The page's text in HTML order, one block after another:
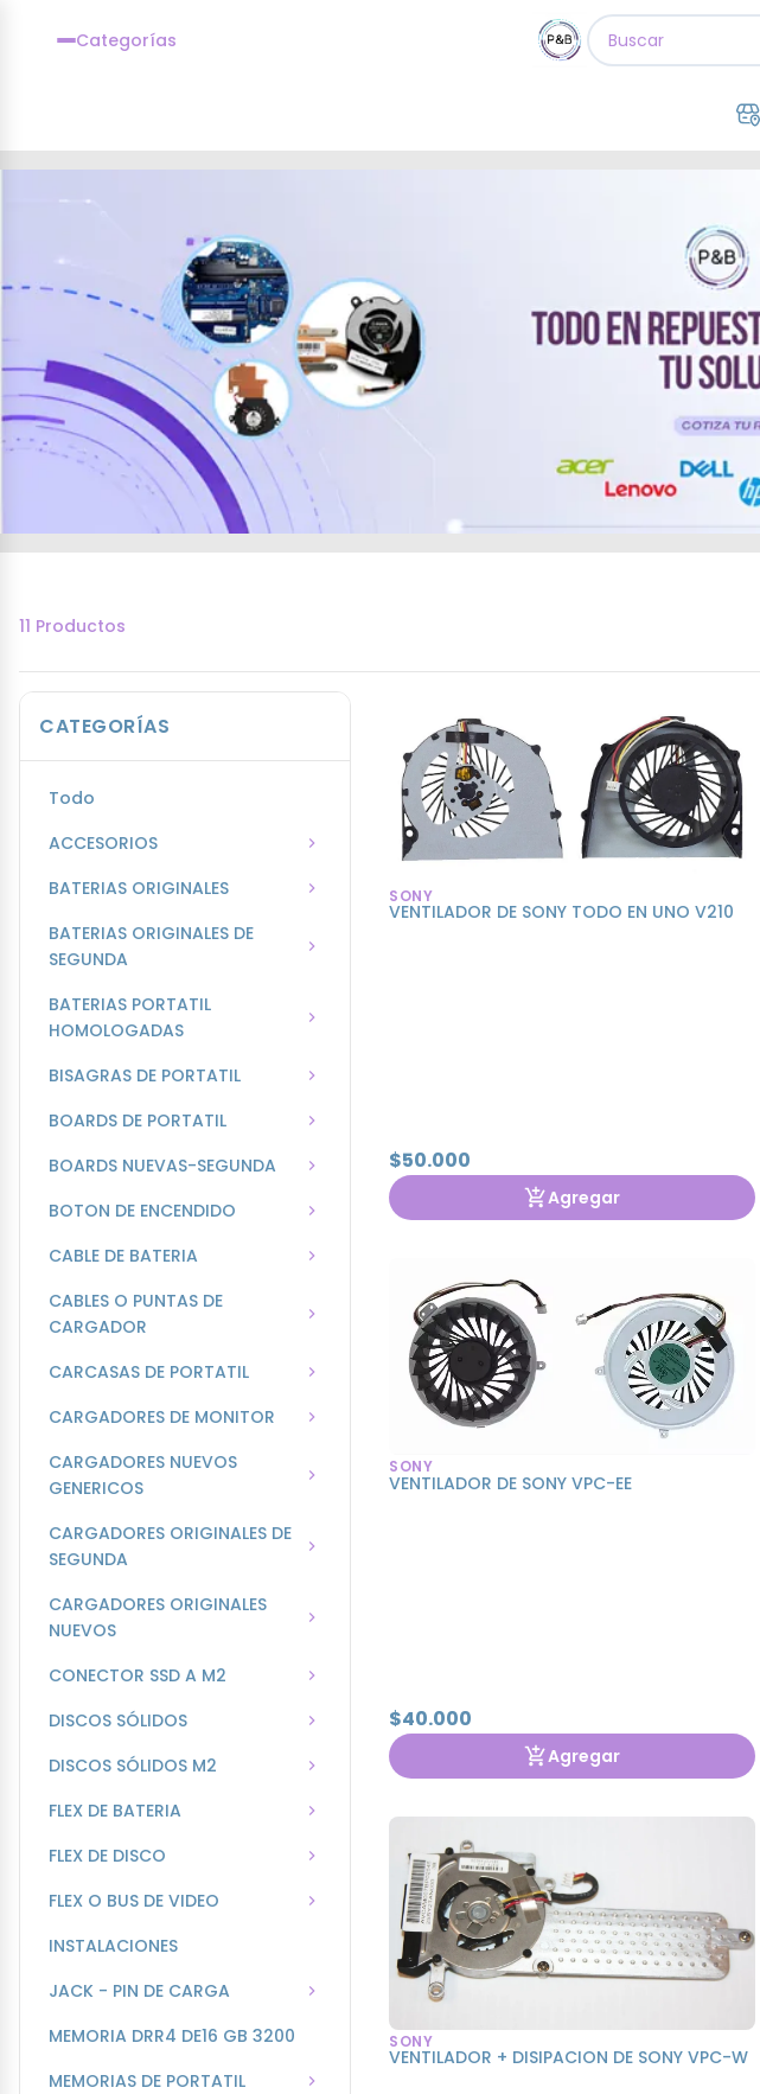
Categorías
11 Productos
CATEGORÍAS
Todo
ACCESORIOS
BATERIAS ORIGINALES
BATERIAS ORIGINALES DE
SEGUNDA
BATERIAS PORTATIL
HOMOLOGADAS
BISAGRAS DE PORTATIL
BOARDS DE PORTATIL
BOARDS NUEVAS-SEGUNDA
BOTON DE ENCENDIDO
CABLE DE BATERIA
CABLES O PUNTAS DE
CARGADOR
CARCASAS DE PORTATIL
CARGADORES DE MONITOR
CARGADORES NUEVOS
GENERICOS
CARGADORES ORIGINALES DE
SEGUNDA
CARGADORES ORIGINALES
NUEVOS
CONECTOR SSD A M2
DISCOS SÓLIDOS
DISCOS SÓLIDOS M2
FLEX DE BATERIA
FLEX DE DISCO
FLEX O BUS DE VIDEO
INSTALACIONES
JACK - PIN DE CARGA
MEMORIA DRR4 DE16 GB 3200
MEMORIAS DE PORTATIL
SONY
VENTILADOR DE SONY TODO EN UNO V210
$50.000
Agregar
SONY
VENTILADOR DE SONY VPC-EE
$40.000
Agregar
SONY
VENTILADOR + DISIPACION DE SONY VPC-W